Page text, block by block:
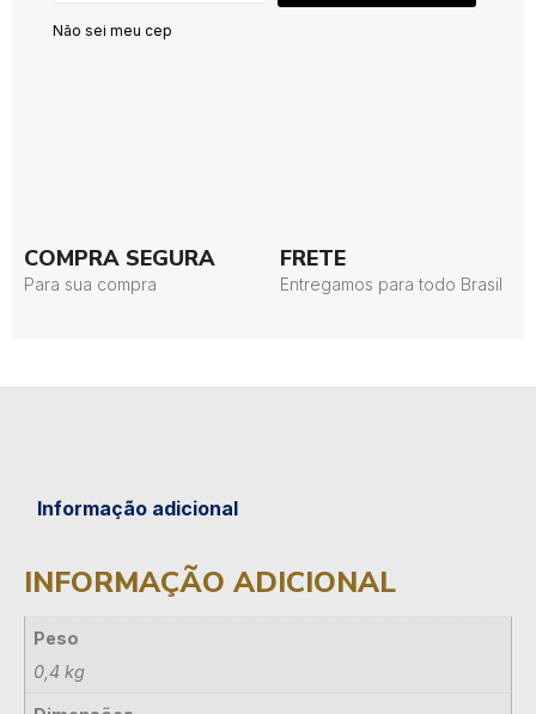
Não sei meu cep
COMPRA SEGURA
Para sua compra
FRETE
Entregamos para todo Brasil
Informação adicional
INFORMAÇÃO ADICIONAL
Peso
0,4 kg